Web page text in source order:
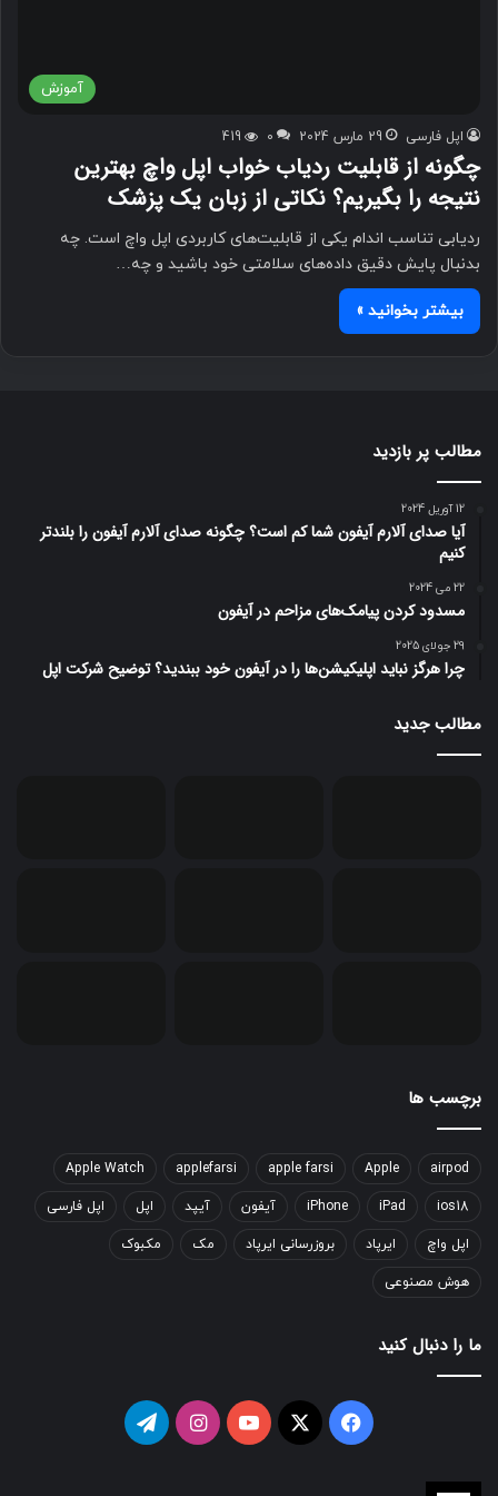
آموزش
اپل فارسی 29 مارس 2024 0
419
چگونه از قابلیت ردیاب خواب اپل واچ بهترین
نتیجه را بگیریم؟ نکاتی از زبان یک پزشک
ردیابی تناسب اندام یکی از قابلیت‌های کاربردی اپل واچ است. چه
بدنبال پایش دقیق داده‌های سلامتی خود باشید و چه…
بیشتر بخوانید »
مطالب پر بازدید
12 آوریل 2024
آیا صدای آلارم آیفون شما کم است؟ چگونه صدای آلارم آیفون را بلندتر
کنیم
22 می 2024
مسدود کردن پیامک‌های مزاحم در آیفون
29 جولای 2025
چرا هرگز نباید اپلیکیشن‌ها را در آیفون خود ببندید؟ توضیح شرکت اپل
مطالب جدید
برچسب ها
airpod
Apple
apple farsi
applefarsi
Apple Watch
ios18
iPad
iPhone آیفون آیپد اپل اپل فارسی
اپل واچ ایرپاد بروزرسانی ایرپاد مک مکبوک
هوش مصنوعی
ما را دنبال کنید
فیسبوکایکس یوتیوباینستاگرامتلگرام